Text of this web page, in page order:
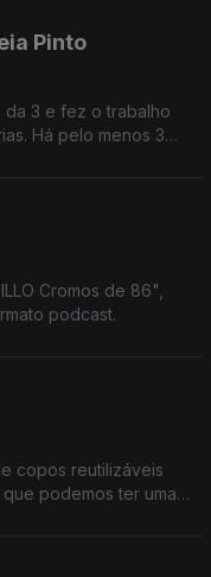
Pinto
da 3 e fez o trabalho
Há pelo menos 3
Cromos de 86",
podcast.
copos reutilizáveis
podemos ter uma